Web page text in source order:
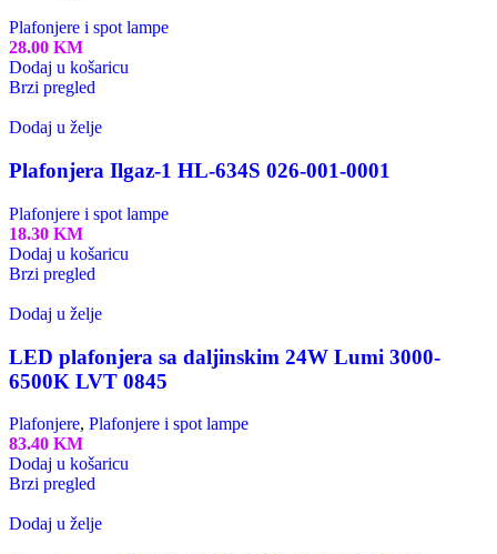
Plafonjere i spot lampe
28.00 KM
Dodaj u košaricu
Brzi pregled
Dodaj u želje
Plafonjera Ilgaz-1 HL-634S 026-001-0001
Plafonjere i spot lampe
18.30 KM
Dodaj u košaricu
Brzi pregled
Dodaj u želje
LED plafonjera sa daljinskim 24W Lumi 3000-
6500K LVT 0845
Plafonjere, Plafonjere i spot lampe
83.40 KM
Dodaj u košaricu
Brzi pregled
Dodaj u želje